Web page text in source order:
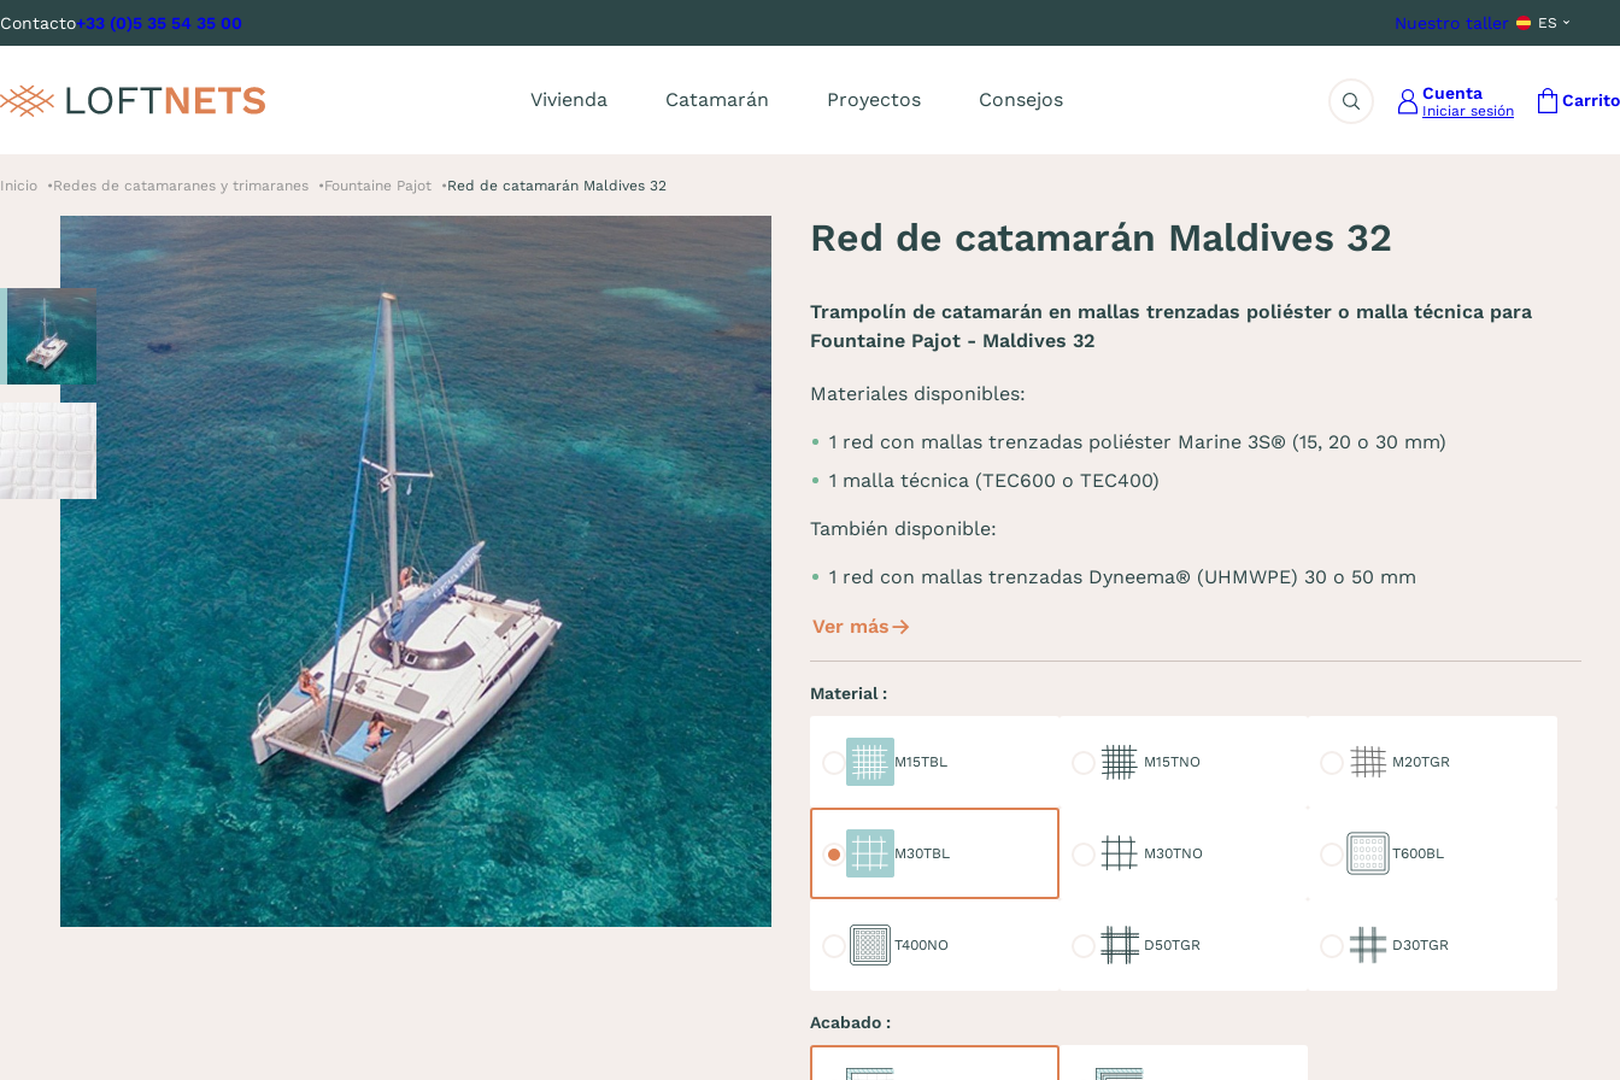
Contacto+33 (0)5 35 54 35 00 Nuestro taller ES
Vivienda Catamarán Proyectos Consejos
Buscar
Cuenta
Iniciar sesión
Carrito
Inicio Redes de catamaranes y trimaranes Fountaine Pajot Red de catamarán Maldives 32
Red de catamarán Maldives 32
Trampolín de catamarán en mallas trenzadas poliéster o malla técnica para
Fountaine Pajot - Maldives 32
Materiales disponibles:
1 red con mallas trenzadas poliéster Marine 3S® (15, 20 o 30 mm)
1 malla técnica (TEC600 o TEC400)
También disponible:
1 red con mallas trenzadas Dyneema® (UHMWPE) 30 o 50 mm
Ver más
Material :
M15TBL M15TNO M20TGR
M30TBL M30TNO T600BL
T400NO D50TGR D30TGR
Acabado :